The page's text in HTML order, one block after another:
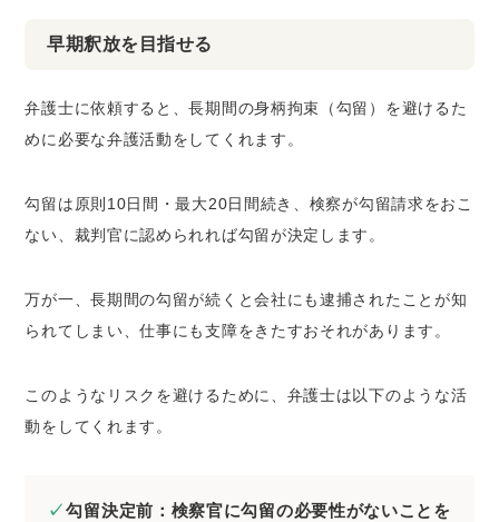
早期釈放を目指せる
弁護士に依頼すると、長期間の身柄拘束（勾留）を避けるた
めに必要な弁護活動をしてくれます。
勾留は原則10日間・最大20日間続き、検察が勾留請求をおこ
ない、裁判官に認められれば勾留が決定します。
万が一、長期間の勾留が続くと会社にも逮捕されたことが知
られてしまい、仕事にも支障をきたすおそれがあります。
このようなリスクを避けるために、弁護士は以下のような活
動をしてくれます。
勾留決定前：検察官に勾留の必要性がないことを